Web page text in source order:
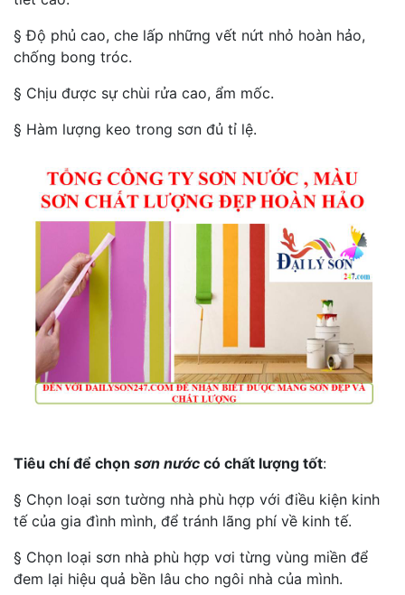
§ Độ phủ cao, che lấp những vết nứt nhỏ hoàn hảo,
chống bong tróc.
§ Chịu được sự chùi rửa cao, ẩm mốc.
§ Hàm lượng keo trong sơn đủ tỉ lệ.
Tiêu chí để chọn sơn nước có chất lượng tốt:
§ Chọn loại sơn tường nhà phù hợp với điều kiện kinh
tế của gia đình mình, để tránh lãng phí về kinh tế.
§ Chọn loại sơn nhà phù hợp vơi từng vùng miền để
đem lại hiệu quả bền lâu cho ngôi nhà của mình.